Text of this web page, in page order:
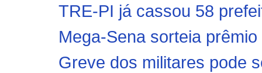
TRE-PI já cassou 58
Mega-Sena sorteia
Greve dos militares pode